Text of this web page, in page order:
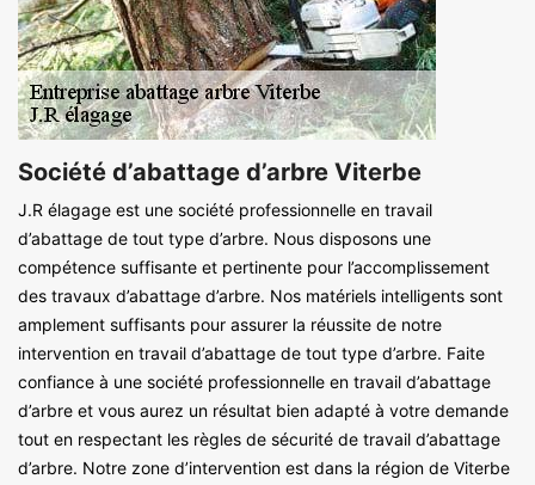
Société d’abattage d’arbre Viterbe
J.R élagage est une société professionnelle en travail
d’abattage de tout type d’arbre. Nous disposons une
compétence suffisante et pertinente pour l’accomplissement
des travaux d’abattage d’arbre. Nos matériels intelligents sont
amplement suffisants pour assurer la réussite de notre
intervention en travail d’abattage de tout type d’arbre. Faite
confiance à une société professionnelle en travail d’abattage
d’arbre et vous aurez un résultat bien adapté à votre demande
tout en respectant les règles de sécurité de travail d’abattage
d’arbre. Notre zone d’intervention est dans la région de Viterbe